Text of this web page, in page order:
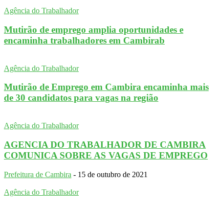
Agência do Trabalhador
Mutirão de emprego amplia oportunidades e
encaminha trabalhadores em Cambirab
Agência do Trabalhador
Mutirão de Emprego em Cambira encaminha mais
de 30 candidatos para vagas na região
Agência do Trabalhador
AGENCIA DO TRABALHADOR DE CAMBIRA
COMUNICA SOBRE AS VAGAS DE EMPREGO
Prefeitura de Cambira - 15 de outubro de 2021
Agência do Trabalhador